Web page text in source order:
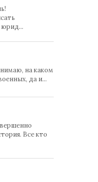
юрид...
на каком
да и...
Все кто